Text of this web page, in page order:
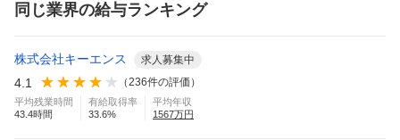
同じ業界の給与ランキング
株式会社キーエンス 求人募集中
4.1 （236件の評価）
平均残業時間
43.4時間
有給取得率
33.6%
平均年収
1567万円